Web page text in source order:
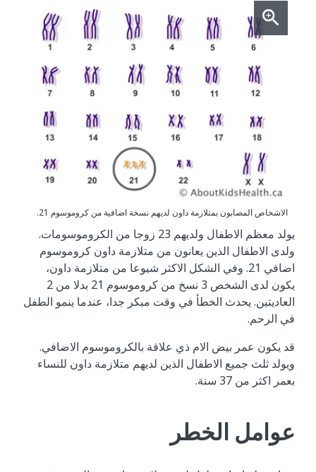
الاشخاص المصابون بمتلازمة داون لديهم نسخة اضافية من كروموسوم 21.
يولد معظم الاطفال ولديهم 23 زوجا من الكروموسومات.
ولدى الاطفال الذين يعانون من متلازمة داون كروموسوم
اضافي 21. وفي الشكل الاكثر شيوعا من متلازمة داون،
يكون لدى الشخص 3 نسخ من كروموسوم 21 بدلا من 2
العاديتين. يحدث الخطأ في وقت مبكر جدا، عندما ينمو الطفل
في الرحم.
قد يكون عمر بيض الام ذي علاقة بالكروموسوم الاضافي.
ويولد ثلث جميع الاطفال الذين لديهم متلازمة داون للنساء
بعمر اكثر من 37 سنة.
عوامل الخطر